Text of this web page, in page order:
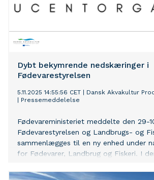
Dybt bekymrende nedskæringer i
Fødevarestyrelsen
5.11.2025 14:55:56 CET
Dansk Akvakultur
Pressemeddelelse
Fødevareministeriet meddelte den 29-
Fødevarestyrelsen og Landbrugs- og
sammenlægges til en ny enhed under
for Fødevarer, Landbrug og Fiskeri. I
regeringens statslige arbejdsprogram.